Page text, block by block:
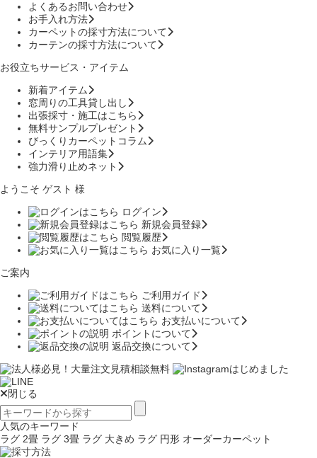
よくあるお問い合わせ
お手入れ方法
カーペットの採寸方法について
カーテンの採寸方法について
お役立ちサービス・アイテム
新着アイテム
窓周りの工具貸し出し
出張採寸・施工はこちら
無料サンプルプレゼント
びっくりカーペットコラム
インテリア用語集
強力滑り止めネット
ようこそ ゲスト 様
ログイン
新規会員登録
閲覧履歴
お気に入り一覧
ご案内
ご利用ガイド
送料について
お支払いについて
ポイントについて
返品交換について
閉じる
人気のキーワード
ラグ 2畳 ラグ 3畳 ラグ 大きめ ラグ 円形 オーダーカーペット